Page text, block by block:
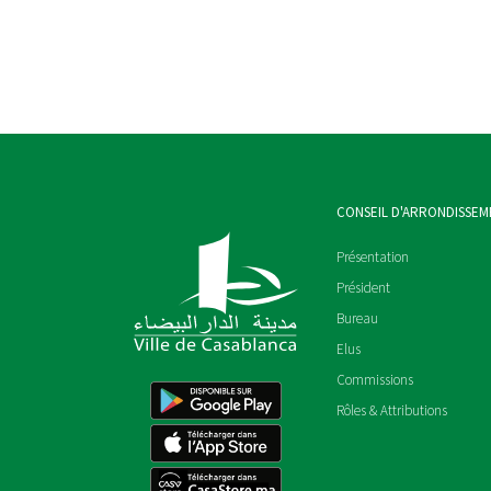
CONSEIL
Présentation
Président
Bureau
Elus
Commissions
Rôles & Attributions